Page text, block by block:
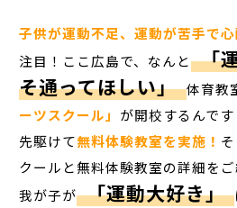
子供が運動不足、運動が苦手で
注目！ここ広島で、なんと 「
そ通ってほしい」 体育教
ーツスクール」 が開校するんで
先駆けて無料体験教室を実施！
クールと無料体験教室の詳細をご
我が子が 「運動大好き」